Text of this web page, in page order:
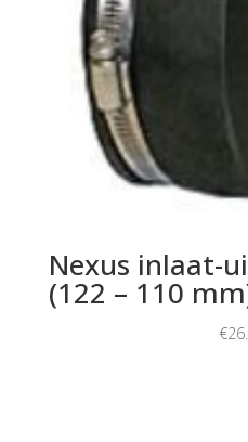
Nexus inlaat-
(122 – 110
€